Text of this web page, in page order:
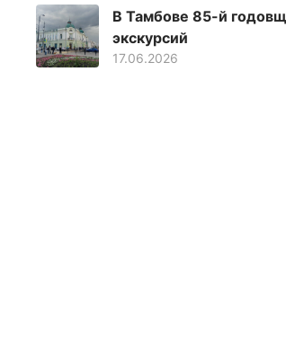
В Тамбове 85-й
экскурсий
17.06.2026